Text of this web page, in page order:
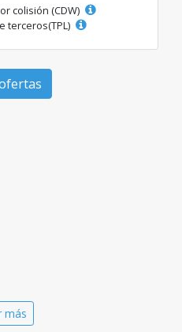
colisión (CDW)
terceros(TPL)
más